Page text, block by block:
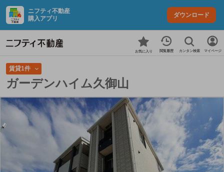
ニフティ不動産
購入アプリ
ダウンロード
お気に入り 閲覧履歴 カンタン検索 マイページ
賃貸1件
ガーデンハイム久御山